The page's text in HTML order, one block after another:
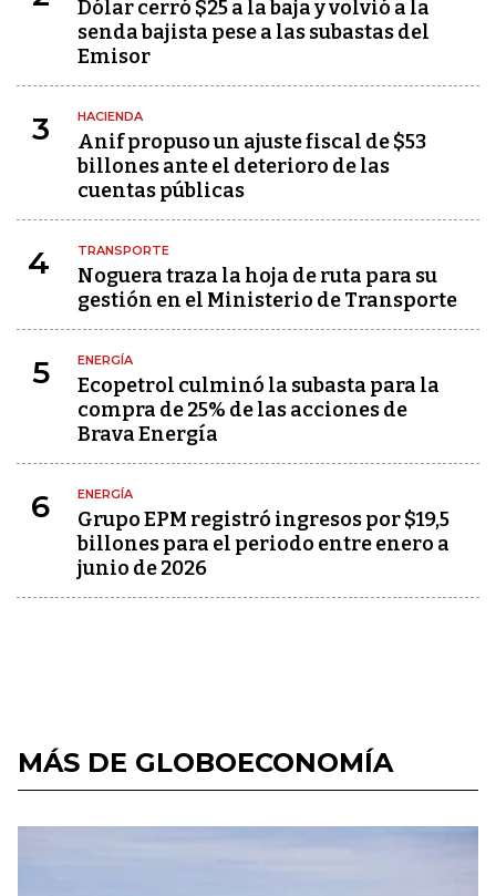
Dólar cerró $25 a la baja y volvió a la
senda bajista pese a las subastas del
Emisor
3 HACIENDA
Anif propuso un ajuste fiscal de $53
billones ante el deterioro de las
cuentas públicas
4 TRANSPORTE
Noguera traza la hoja de ruta para su
gestión en el Ministerio de Transporte
5 ENERGÍA
Ecopetrol culminó la subasta para la
compra de 25% de las acciones de
Brava Energía
6 ENERGÍA
Grupo EPM registró ingresos por $19,5
billones para el periodo entre enero a
junio de 2026
MÁS DE GLOBOECONOMÍA